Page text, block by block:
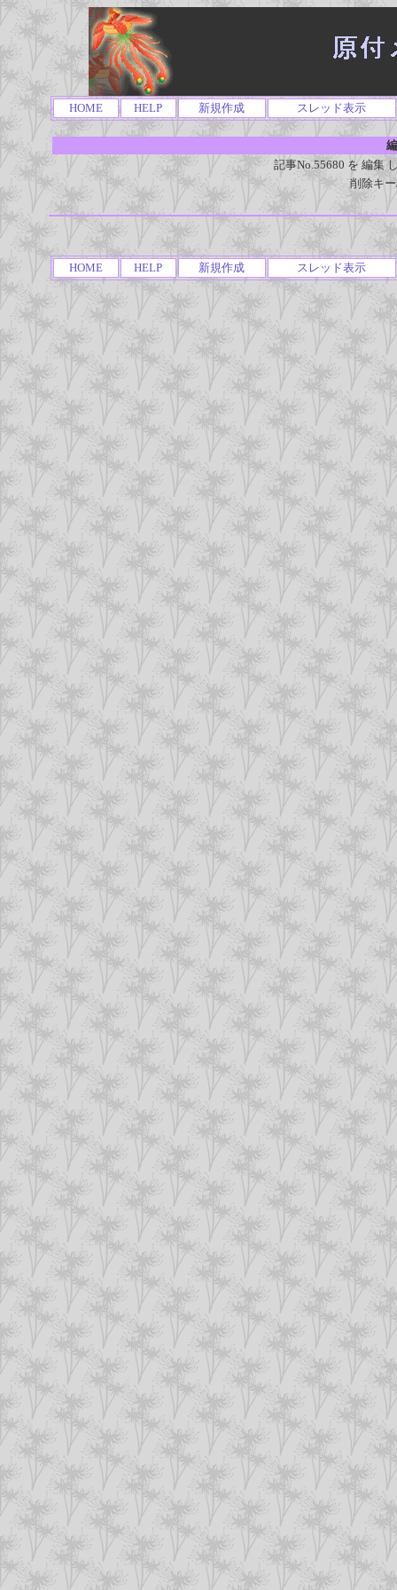
HOME HELP 新規作成 スレッド表示
記事No.55680 を 編集
削除キ
HOME HELP 新規作成 スレッド表示